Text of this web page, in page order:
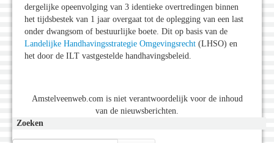
dergelijke opeenvolging van 3 identieke overtredingen binnen
het tijdsbestek van 1 jaar overgaat tot de oplegging van een last
onder dwangsom of bestuurlijke boete. Dit op basis van de
Landelijke Handhavingsstrategie Omgevingsrecht (LHSO) en
het door de ILT vastgestelde handhavingsbeleid.
Amstelveenweb.com is niet verantwoordelijk voor de inhoud
van de nieuwsberichten.
Zoeken